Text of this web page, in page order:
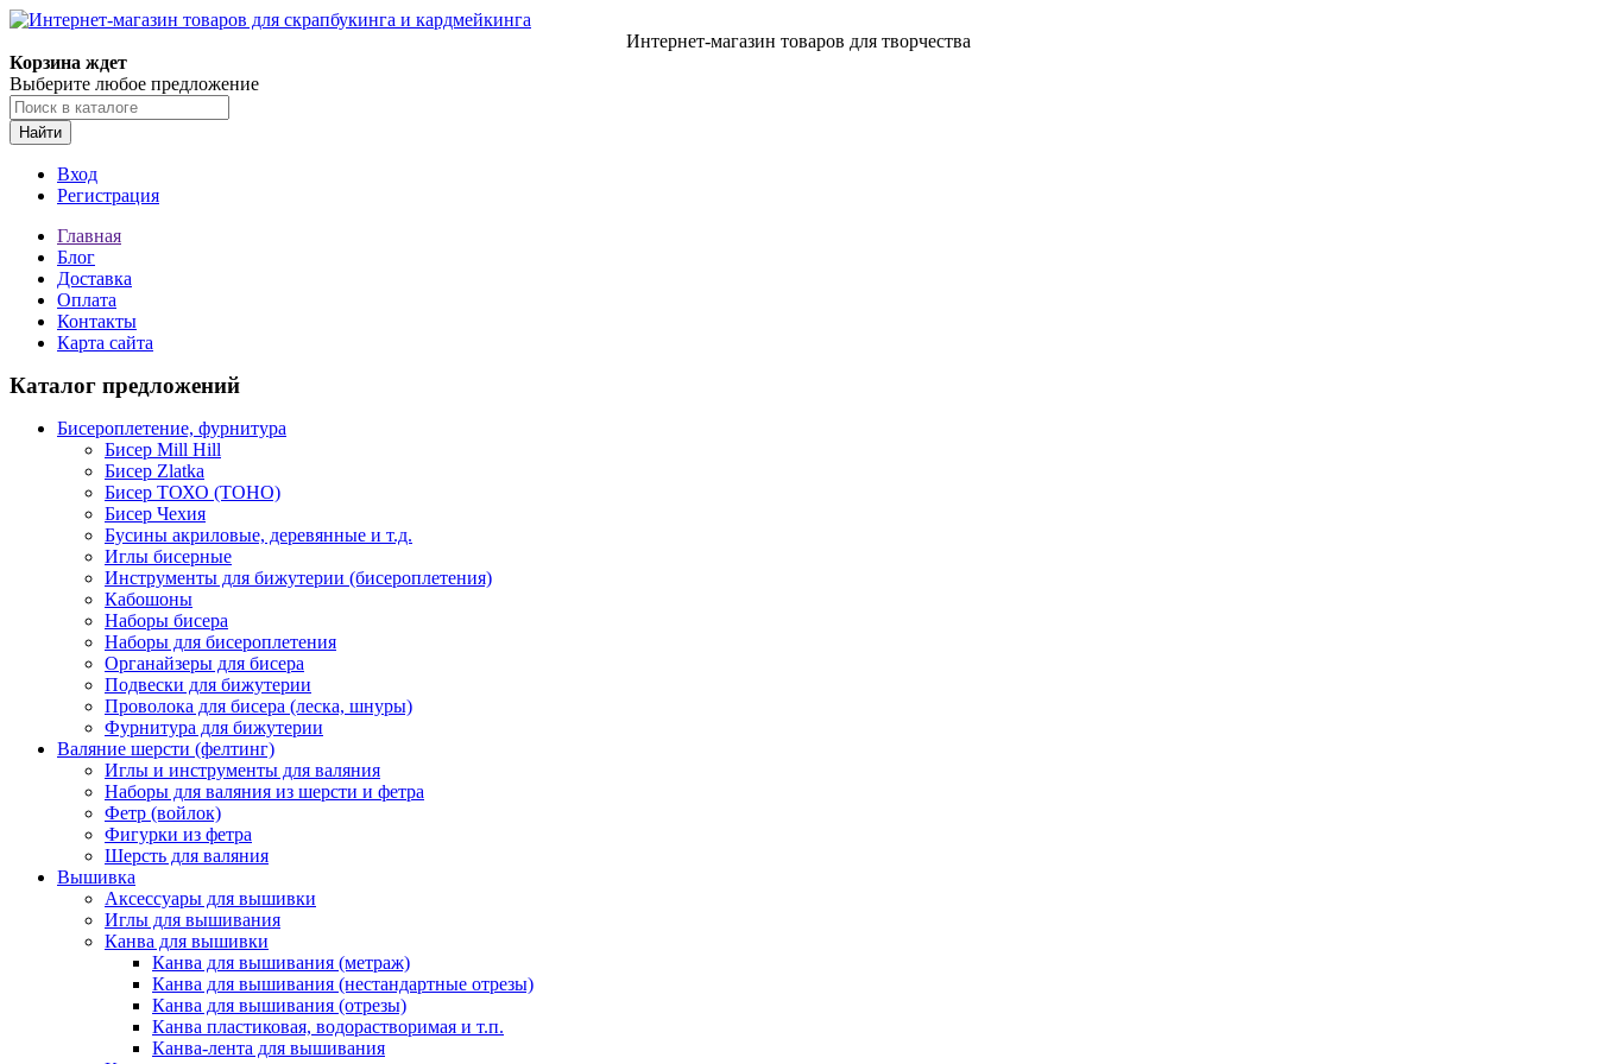
Интернет-магазин товаров для творчества
Корзина ждет
Выберите любое предложение
Найти
Вход
Регистрация
Главная
Блог
Доставка
Оплата
Контакты
Карта сайта
Каталог предложений
Бисероплетение, фурнитура
Бисер Mill Hill
Бисер Zlatka
Бисер ТОХО (TOHO)
Бисер Чехия
Бусины акриловые, деревянные и т.д.
Иглы бисерные
Инструменты для бижутерии (бисероплетения)
Кабошоны
Наборы бисера
Наборы для бисероплетения
Органайзеры для бисера
Подвески для бижутерии
Проволока для бисера (леска, шнуры)
Фурнитура для бижутерии
Валяние шерсти (фелтинг)
Иглы и инструменты для валяния
Наборы для валяния из шерсти и фетра
Фетр (войлок)
Фигурки из фетра
Шерсть для валяния
Вышивка
Аксессуары для вышивки
Иглы для вышивания
Канва для вышивки
Канва для вышивания (метраж)
Канва для вышивания (нестандартные отрезы)
Канва для вышивания (отрезы)
Канва пластиковая, водорастворимая и т.п.
Канва-лента для вышивания